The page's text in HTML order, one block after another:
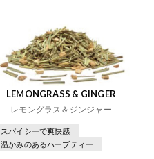
LEMONGRASS & GINGER
レモングラス＆ジンジャー
スパイシーで爽快感
温かみのあるハーブティー